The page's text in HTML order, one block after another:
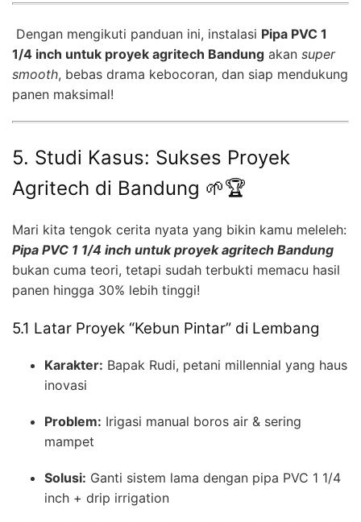
Dengan mengikuti panduan ini, instalasi Pipa PVC 1
1/4 inch untuk proyek agritech Bandung akan super
smooth, bebas drama kebocoran, dan siap mendukung
panen maksimal!
5. Studi Kasus: Sukses Proyek
Agritech di Bandung 🌱🏆
Mari kita tengok cerita nyata yang bikin kamu meleleh:
Pipa PVC 1 1/4 inch untuk proyek agritech Bandung
bukan cuma teori, tetapi sudah terbukti memacu hasil
panen hingga 30% lebih tinggi!
5.1 Latar Proyek “Kebun Pintar” di Lembang
Karakter: Bapak Rudi, petani millennial yang haus
inovasi
Problem: Irigasi manual boros air & sering
mampet
Solusi: Ganti sistem lama dengan pipa PVC 1 1/4
inch + drip irrigation